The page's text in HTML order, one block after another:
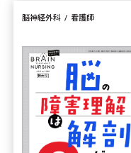
脳神経外科 看護師